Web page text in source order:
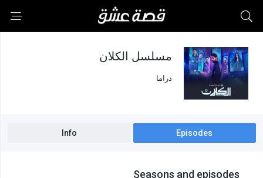
مسلسل الكلان
دراما
Episodes
Info
Seasons and episodes